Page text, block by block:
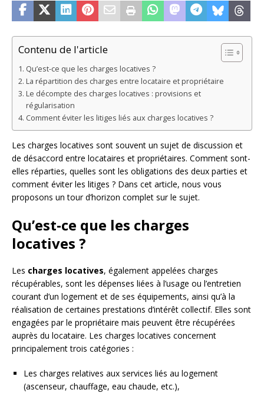
Contenu de l'article
Qu’est-ce que les charges locatives ?
La répartition des charges entre locataire et propriétaire
Le décompte des charges locatives : provisions et
régularisation
Comment éviter les litiges liés aux charges locatives ?
Les charges locatives sont souvent un sujet de discussion et
de désaccord entre locataires et propriétaires. Comment sont-
elles réparties, quelles sont les obligations des deux parties et
comment éviter les litiges ? Dans cet article, nous vous
proposons un tour d’horizon complet sur le sujet.
Qu’est-ce que les charges
locatives ?
Les charges locatives, également appelées charges
récupérables, sont les dépenses liées à l’usage ou l’entretien
courant d’un logement et de ses équipements, ainsi qu’à la
réalisation de certaines prestations d’intérêt collectif. Elles sont
engagées par le propriétaire mais peuvent être récupérées
auprès du locataire. Les charges locatives concernent
principalement trois catégories :
Les charges relatives aux services liés au logement
(ascenseur, chauffage, eau chaude, etc.),